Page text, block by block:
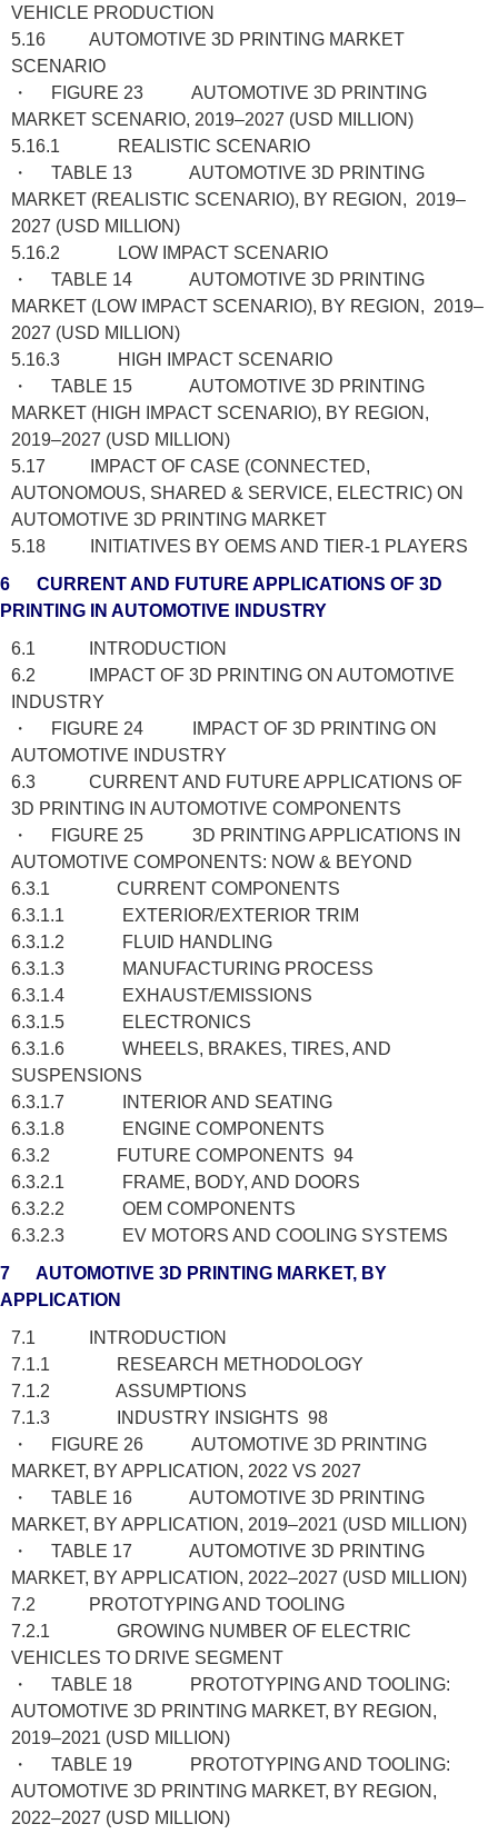
VEHICLE PRODUCTION
5.16 AUTOMOTIVE 3D PRINTING MARKET
SCENARIO
・ FIGURE 23 AUTOMOTIVE 3D PRINTING
MARKET SCENARIO, 2019–2027 (USD MILLION)
5.16.1 REALISTIC SCENARIO
・ TABLE 13 AUTOMOTIVE 3D PRINTING
MARKET (REALISTIC SCENARIO), BY REGION, 2019–
2027 (USD MILLION)
5.16.2 LOW IMPACT SCENARIO
・ TABLE 14 AUTOMOTIVE 3D PRINTING
MARKET (LOW IMPACT SCENARIO), BY REGION, 2019–
2027 (USD MILLION)
5.16.3 HIGH IMPACT SCENARIO
・ TABLE 15 AUTOMOTIVE 3D PRINTING
MARKET (HIGH IMPACT SCENARIO), BY REGION,
2019–2027 (USD MILLION)
5.17 IMPACT OF CASE (CONNECTED,
AUTONOMOUS, SHARED & SERVICE, ELECTRIC) ON
AUTOMOTIVE 3D PRINTING MARKET
5.18 INITIATIVES BY OEMS AND TIER-1 PLAYERS
6 CURRENT AND FUTURE APPLICATIONS OF 3D
PRINTING IN AUTOMOTIVE INDUSTRY
6.1 INTRODUCTION
6.2 IMPACT OF 3D PRINTING ON AUTOMOTIVE
INDUSTRY
・ FIGURE 24 IMPACT OF 3D PRINTING ON
AUTOMOTIVE INDUSTRY
6.3 CURRENT AND FUTURE APPLICATIONS OF
3D PRINTING IN AUTOMOTIVE COMPONENTS
・ FIGURE 25 3D PRINTING APPLICATIONS IN
AUTOMOTIVE COMPONENTS: NOW & BEYOND
6.3.1 CURRENT COMPONENTS
6.3.1.1 EXTERIOR/EXTERIOR TRIM
6.3.1.2 FLUID HANDLING
6.3.1.3 MANUFACTURING PROCESS
6.3.1.4 EXHAUST/EMISSIONS
6.3.1.5 ELECTRONICS
6.3.1.6 WHEELS, BRAKES, TIRES, AND
SUSPENSIONS
6.3.1.7 INTERIOR AND SEATING
6.3.1.8 ENGINE COMPONENTS
6.3.2 FUTURE COMPONENTS 94
6.3.2.1 FRAME, BODY, AND DOORS
6.3.2.2 OEM COMPONENTS
6.3.2.3 EV MOTORS AND COOLING SYSTEMS
7 AUTOMOTIVE 3D PRINTING MARKET, BY
APPLICATION
7.1 INTRODUCTION
7.1.1 RESEARCH METHODOLOGY
7.1.2 ASSUMPTIONS
7.1.3 INDUSTRY INSIGHTS 98
・ FIGURE 26 AUTOMOTIVE 3D PRINTING
MARKET, BY APPLICATION, 2022 VS 2027
・ TABLE 16 AUTOMOTIVE 3D PRINTING
MARKET, BY APPLICATION, 2019–2021 (USD MILLION)
・ TABLE 17 AUTOMOTIVE 3D PRINTING
MARKET, BY APPLICATION, 2022–2027 (USD MILLION)
7.2 PROTOTYPING AND TOOLING
7.2.1 GROWING NUMBER OF ELECTRIC
VEHICLES TO DRIVE SEGMENT
・ TABLE 18 PROTOTYPING AND TOOLING:
AUTOMOTIVE 3D PRINTING MARKET, BY REGION,
2019–2021 (USD MILLION)
・ TABLE 19 PROTOTYPING AND TOOLING:
AUTOMOTIVE 3D PRINTING MARKET, BY REGION,
2022–2027 (USD MILLION)